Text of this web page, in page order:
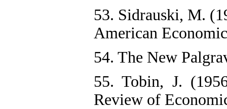
53. Sidrauski, M.
American
54. The New
55. Tobin, J.
Review of